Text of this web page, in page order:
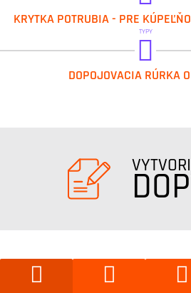
IVAR.AD 02
KRYTKA POTRUBIA - PRE
TYPY
DOPOJOVACIA RÚRKA